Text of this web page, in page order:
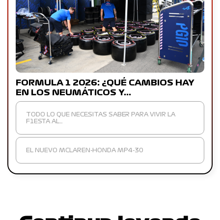
FORMULA 1 2026: ¿QUÉ CAMBIOS HAY
EN LOS NEUMÁTICOS Y…
TODO LO QUE NECESITAS SABER PARA VIVIR LA
F1ESTA AL…
EL NUEVO MCLAREN-HONDA MP4-30